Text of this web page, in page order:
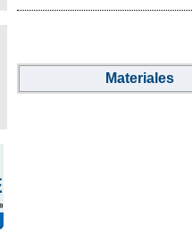
Materiales